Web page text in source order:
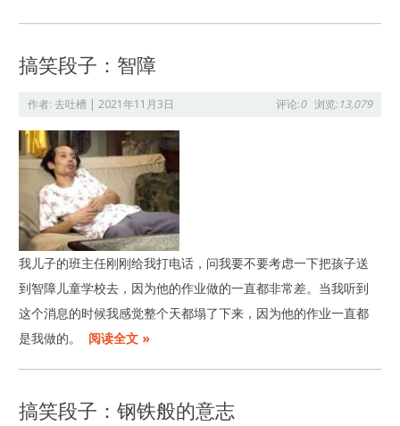
搞笑段子：智障
作者:去吐槽 |2021年11月3日 评论:0 浏览: 13,079
我儿子的班主任刚刚给我打电话，问我要不要考虑一下把孩子送
到智障儿童学校去，因为他的作业做的一直都非常差。当我听到
这个消息的时候我感觉整个天都塌了下来，因为他的作业一直都
是我做的。
阅读全文 »
搞笑段子：钢铁般的意志